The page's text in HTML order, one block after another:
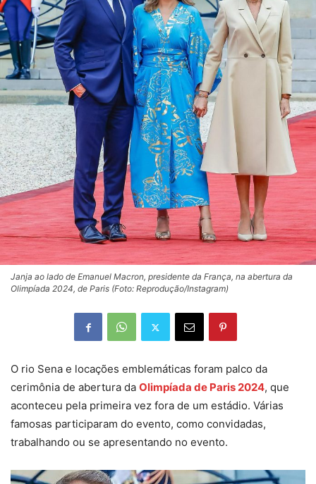
Janja ao lado de Emanuel Macron, presidente da França, na abertura da
Olimpíada 2024, de Paris (Foto: Reprodução/Instagram)
O rio Sena e locações emblemáticas foram palco da
cerimônia de abertura da Olimpíada de Paris 2024, que
aconteceu pela primeira vez fora de um estádio. Várias
famosas participaram do evento, como convidadas,
trabalhando ou se apresentando no evento.